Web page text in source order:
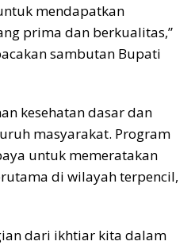
mendapatkan
prima dan berkualitas,”
sambutan Bupati
kesehatan dasar dan
masyarakat. Program
untuk memeratakan
di wilayah terpencil,
dari ikhtiar kita dalam